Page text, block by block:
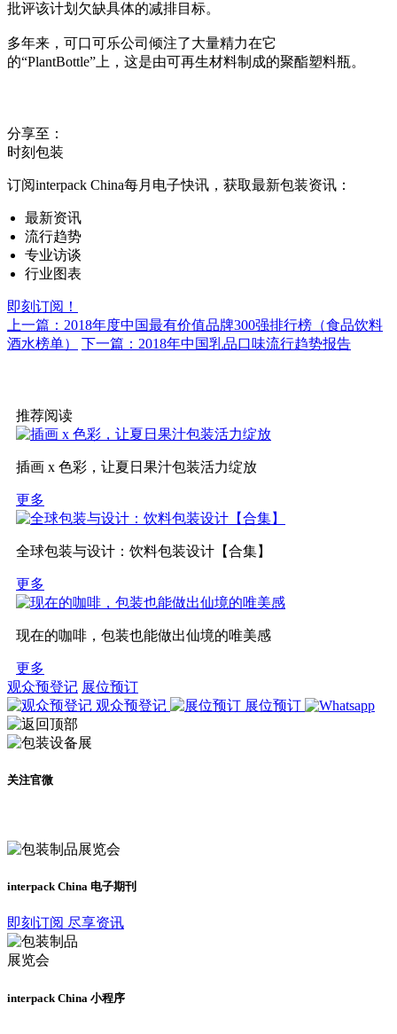
批评该计划欠缺具体的减排目标。
多年来，可口可乐公司倾注了大量精力在它
的“PlantBottle”上，这是由可再生材料制成的聚酯塑料瓶。
分享至：
时刻包装
订阅interpack China每月电子快讯，获取最新包装资讯：
最新资讯
流行趋势
专业访谈
行业图表
即刻订阅！
上一篇：2018年度中国最有价值品牌300强排行榜（食品饮料
酒水榜单）
下一篇：2018年中国乳品口味流行趋势报告
推荐阅读
插画 x 色彩，让夏日果汁包装活力绽放
更多
全球包装与设计：饮料包装设计【合集】
更多
现在的咖啡，包装也能做出仙境的唯美感
更多
观众预登记 展位预订
观众预登记
展位预订
关注官微
interpack China 电子期刊
即刻订阅 尽享资讯
interpack China 小程序